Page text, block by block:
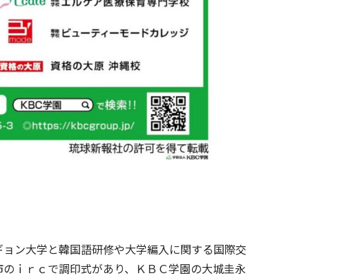
ン大学と韓国語研修や大学編入に関する国際交
ｉｒｃで調印式があり、ＫＢＣ学園の大城圭永